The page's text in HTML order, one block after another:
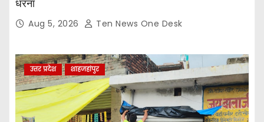
धरना
Aug 5, 2026 Ten News One Desk
उत्तर प्रदेश शाहजहांपुर